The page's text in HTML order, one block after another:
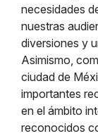
necesidades
nuestras
diversiones y
Asimismo,
ciudad de
importantes
en el ámbito
reconocidos